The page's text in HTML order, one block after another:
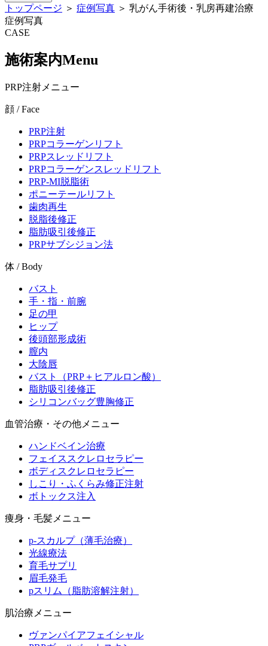
トップページ ＞ 症例写真 ＞ 乳がん手術後・乳房再建治療
症例写真
CASE
施術案内Menu
PRP注射メニュー
顔 / Face
PRP注射
PRPコラーゲンリフト
PRPスレッドリフト
PRPコラーゲンスレッドリフト
PRP-MI脱脂術
ポニーテールリフト
歯肉再生
脱脂後修正
脂肪吸引後修正
PRPサブシジョン法
体 / Body
バスト
手・指・前腕
足の甲
ヒップ
後頭部形成術
膣内
大陰唇
バスト（PRP＋ヒアルロン酸）
脂肪吸引後修正
シリコンバッグ豊胸修正
血管治療・その他メニュー
ハンドベイン治療
フェイススクレロセラピー
ボディスクレロセラピー
しこり・ふくらみ修正注射
ボトックス注入
痩身・毛髪メニュー
p-スカルプ（薄毛治療）
光線療法
育毛サプリ
眉毛発毛
pスリム（脂肪溶解注射）
肌治療メニュー
ヴァンパイアフェイシャル